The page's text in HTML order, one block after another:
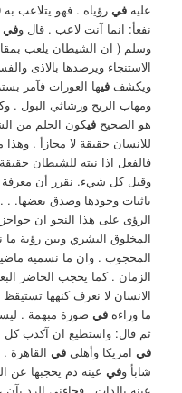
عليهفي
نفعأ: انما آنت لاعب . قال وفي
الاستنجاء ويرصدها بالاذى
ويكشففيها العورات فآمر
ومهاب الريح ورشاثي البول .
هو الصحيحفيكون الحلم من
للانسان حقيقة لا مجازأ . وهذا
فالفعل اذا نبته للشيطان
‏وقبل كل شيء. نقرر أن معرفة
باثبات وجودها وصدق بعضها.
الرؤى على هذا النحو ان
المخلوق البشري وبين رؤية
المحجوب . وان ما نسميه
الزمان . كما يحجب الحاضر
الانسان لا نعرف كنهها
ما وراءهفي صورة مبهمة .
ثم قال: واستطيع ان آكذب كل
في امريكا وأهليفي القاهرة
شابأ وفي عينه دم يحجبها عن